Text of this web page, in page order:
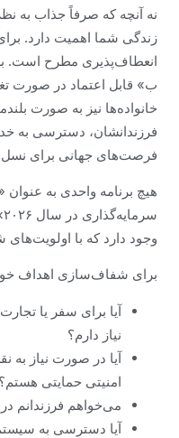
نه آنچه که صرفاً جذاب به
زندگی شما اهمیت دارد.
انعطاف‌پذیری مطرح است.
ب» قابل اعتماد در صورت
خانواده‌ها نیز به صورت
فرزندانشان، دسترسی به
فرصت‌های جهانی برای نسل
هیچ برنامه واحدی به
وجود دارد که با
برای شفاف‌سازی اهداف
آیا برای سفر یا
نیاز دارم؟
آیا در صورت نیاز به
امنیتی حمایتی هستم؟
می‌خواهم فرزندانم
آیا دسترسی به